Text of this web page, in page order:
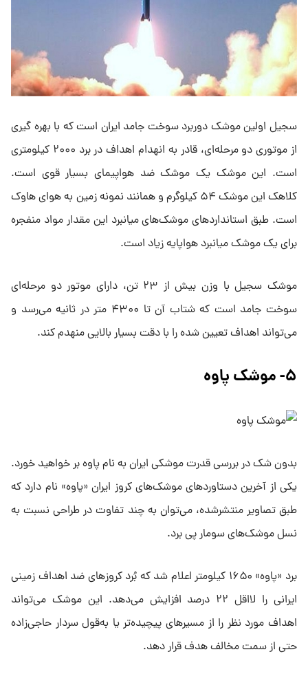
سجیل اولین موشک دوربرد سوخت جامد ایران است که با بهره گیری
از موتوری دو مرحله‌ای، قادر به انهدام اهداف در برد ۲۰۰۰ کیلومتری
است. این موشک یک موشک ضد هواپیمای بسیار قوی است.
کلاهک این موشک ۵۴ کیلوگرم و همانند نمونه زمین به هوای هاوک
است. طبق استاندارد‌های موشک‌های میانبرد این مقدار مواد منفجره
برای یک موشک میانبرد هواپایه زیاد است.
موشک سجیل با وزن بیش از ۲۳ تن، دارای موتور دو مرحله‌ای
سوخت جامد است که شتاب آن تا ۴۳۰۰ متر در ثانیه می‌رسد و
می‌تواند اهداف تعیین شده را با دقت بسیار بالایی منهدم کند.
۵- موشک پاوه
بدون شک در بررسی قدرت موشکی ایران به نام پاوه بر خواهید خورد.
یکی از آخرین دستاوردهای موشک‌های کروز ایران «پاوه» نام دارد که
طبق تصاویر منتشرشده، می‌توان به چند تفاوت در طراحی نسبت به
نسل موشک‌های سومار پی برد.
برد «پاوه» ۱۶۵۰ کیلومتر اعلام شد که بُرد کروز‌های ضد اهداف زمینی
ایرانی را لااقل ۲۲ درصد افزایش می‌دهد. این موشک می‌تواند
اهداف مورد نظر را از مسیر‌های پیچیده‌تر یا به‌قول سردار حاجی‌زاده
حتی از سمت مخالف هدف قرار دهد.